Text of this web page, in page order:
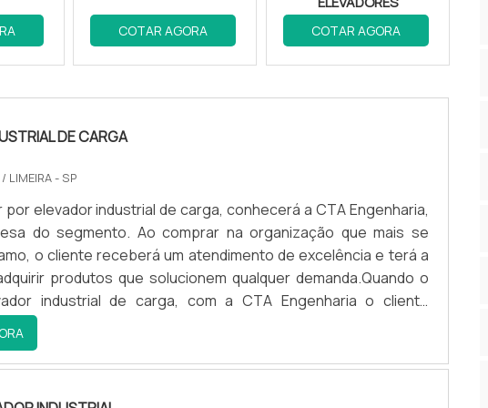
na manutenção 2026, com uma equipe altamente treinada
nossa expertise. Um dos nossos clientes, um grande edifício
paradas de elevadores após a implementação de nosso
O serviço é impecável e a equipe sempre está
de Condomínios.
COTAR AGORA COTAR AGORA
DE CARGA
/ LIMEIRA - SP
por elevador industrial de carga, conhecerá a CTA Engenharia,
do segmento. Ao comprar na organização que mais se
o cliente receberá um atendimento de excelência e terá a
produtos que solucionem qualquer demanda.Quando o
industrial de carga, com a CTA Engenharia o cliente
e comprometimento com o resultado final.MAIS
INDUSTRIAL DE CARGAA CTA Engenharia objetiva sua
uma estrutura aos clientes com escritório de alta